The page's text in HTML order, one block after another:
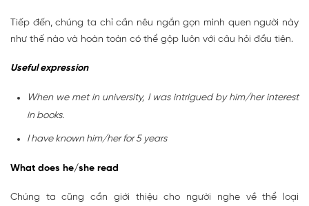
Tiếp đến, chúng ta chỉ cần nêu ngắn gọn mình quen người này
như thế nào và hoàn toàn có thể gộp luôn với câu hỏi đầu tiên.
Useful expression
When we met in university, I was intrigued by him/her interest
in books.
I have known him/her for 5 years
What does he/she read
Chúng ta cũng cần giới thiệu cho người nghe về thể loại